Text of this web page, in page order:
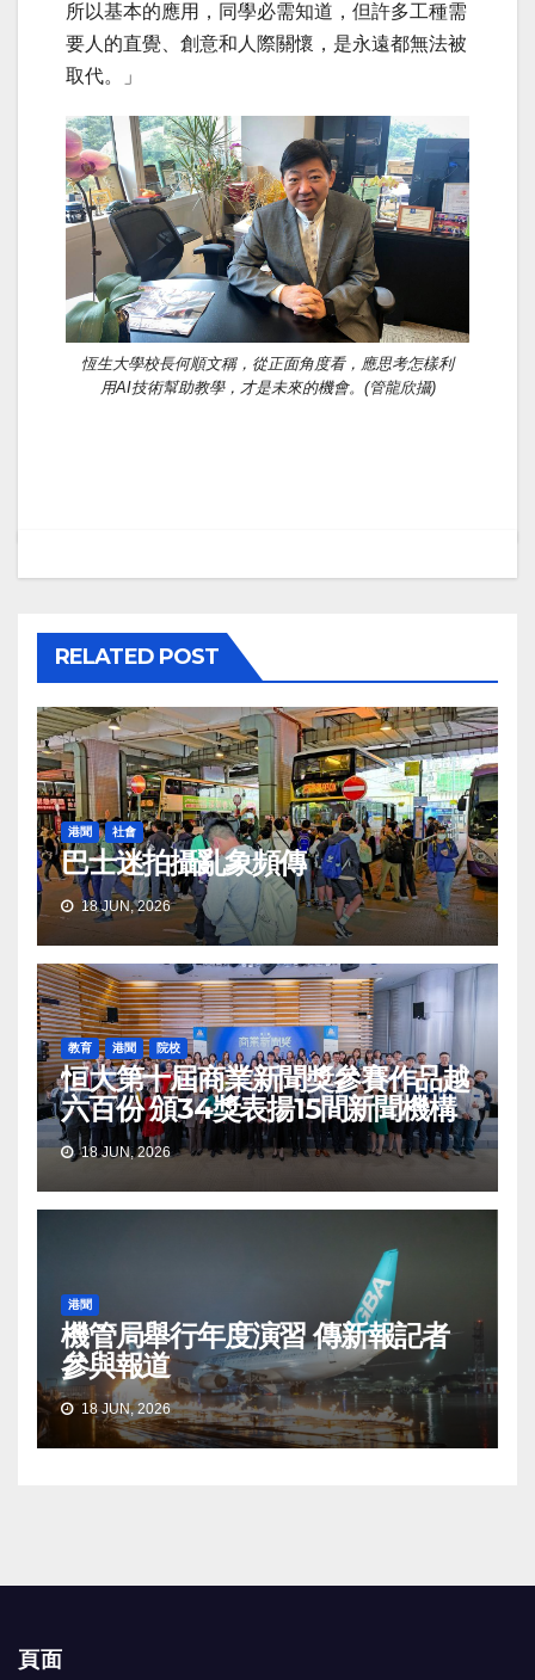
所以基本的應用，同學必需知道，但許多工種需
要人的直覺、創意和人際關懷，是永遠都無法被
取代。」
恆生大學校長何順文稱，從正面角度看，應思考怎樣利
用AI技術幫助教學，才是未來的機會。(管龍欣攝)
RELATED POST
港聞 社會
巴士迷拍攝亂象頻傳
18 JUN, 2026
教育 港聞 院校
恒大第十屆商業新聞獎參賽作品越
六百份 頒34獎表揚15間新聞機構
18 JUN, 2026
港聞
機管局舉行年度演習 傳新報記者
參與報道
18 JUN, 2026
頁面